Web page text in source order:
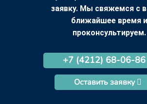
заявку. Мы свяжемся с
ближайшее время и
проконсультируем.
+7 (4212) 68-06-86
Оставить заявку